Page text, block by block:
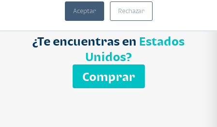
Aceptar Rechazar
¿Te encuentras en Estados
Unidos?
Comprar